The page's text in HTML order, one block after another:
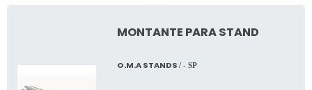
MONTANTE PARA STAND
O.M.A STANDS / - SP